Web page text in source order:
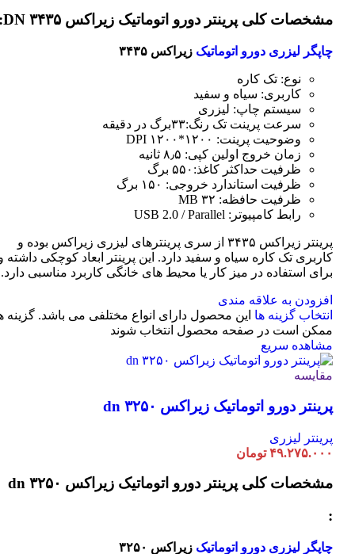
مشخصات کلی پرینتر دورو اتوماتیک زیراکس DN ۳۴۳۵:
چاپگر لیزری دورو اتوماتیک زیراکس ۳۴۳۵
نوع: تک کاره
کاربری: سیاه و سفید
سیستم چاپ: لیزری
سرعت پرینت تک رنگ:۳۳برگ در دقیقه
وضوحیت پرینت: ۱۲۰۰*۱۲۰۰ DPI
زمان خروج اولین کپی: ۸٫۵ ثانیه
ظرفیت حداکثر کاغذ:۵۵۰ برگ
ظرفیت استاندارد خروجی: ۱۵۰ برگ
ظرفیت حافظه: ۳۲ MB
رابط کامپیوتر: USB 2.0 / Parallel
پرینتر زیراکس ۳۴۳۵ از سری پرینترهای لیزری زیراکس بوده و
کاربری تک کاره سیاه و سفید دارد. این پرینتر ابعاد کوچکی داشته
برای استفاده در میز کار یا محیط های خانگی کاربرد مناسبی دارد.
افزودن به علاقه مندی
انتخاب گزینه ها این محصول دارای انواع مختلفی می باشد. گزینه
ممکن است در صفحه محصول انتخاب شوند
مشاهده سریع
مقایسه
پرینتر دورو اتوماتیک زیراکس dn ۳۲۵۰
پرینتر لیزری
۴۹.۲۷۵.۰۰۰ تومان
مشخصات کلی پرینتر دورو اتوماتیک زیراکس dn ۳۲۵۰
:
چاپگر لیزری دورو اتوماتیک زیراکس ۳۲۵۰